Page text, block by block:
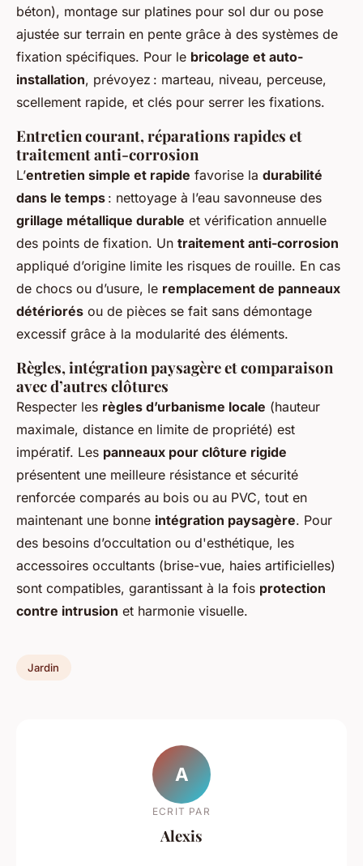
béton), montage sur platines pour sol dur ou pose
ajustée sur terrain en pente grâce à des systèmes de
fixation spécifiques. Pour le bricolage et auto-
installation, prévoyez : marteau, niveau, perceuse,
scellement rapide, et clés pour serrer les fixations.
Entretien courant, réparations rapides et
traitement anti-corrosion
L’entretien simple et rapide favorise la durabilité
dans le temps : nettoyage à l’eau savonneuse des
grillage métallique durable et vérification annuelle
des points de fixation. Un traitement anti-corrosion
appliqué d’origine limite les risques de rouille. En cas
de chocs ou d’usure, le remplacement de panneaux
détériorés ou de pièces se fait sans démontage
excessif grâce à la modularité des éléments.
Règles, intégration paysagère et comparaison
avec d’autres clôtures
Respecter les règles d’urbanisme locale (hauteur
maximale, distance en limite de propriété) est
impératif. Les panneaux pour clôture rigide
présentent une meilleure résistance et sécurité
renforcée comparés au bois ou au PVC, tout en
maintenant une bonne intégration paysagère. Pour
des besoins d’occultation ou d'esthétique, les
accessoires occultants (brise-vue, haies artificielles)
sont compatibles, garantissant à la fois protection
contre intrusion et harmonie visuelle.
Jardin
A
ECRIT PAR
Alexis